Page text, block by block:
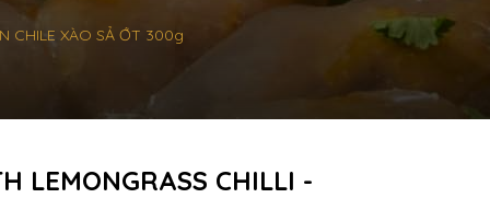
CHILE XÀO SẢ ỚT 300g
LEMONGRASS CHILLI -